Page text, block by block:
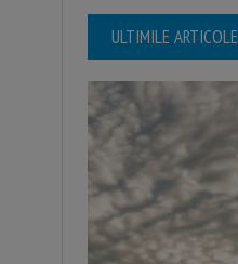
ULTIMILE ARTICOLE